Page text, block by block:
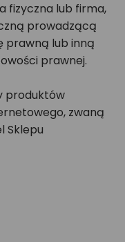
fizyczna lub firma,
prowadzącą
prawną lub inną
prawnej.
produktów
zwaną
Sklepu